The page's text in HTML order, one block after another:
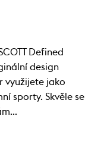
Defined
design
využijete jako
sporty. Skvěle se